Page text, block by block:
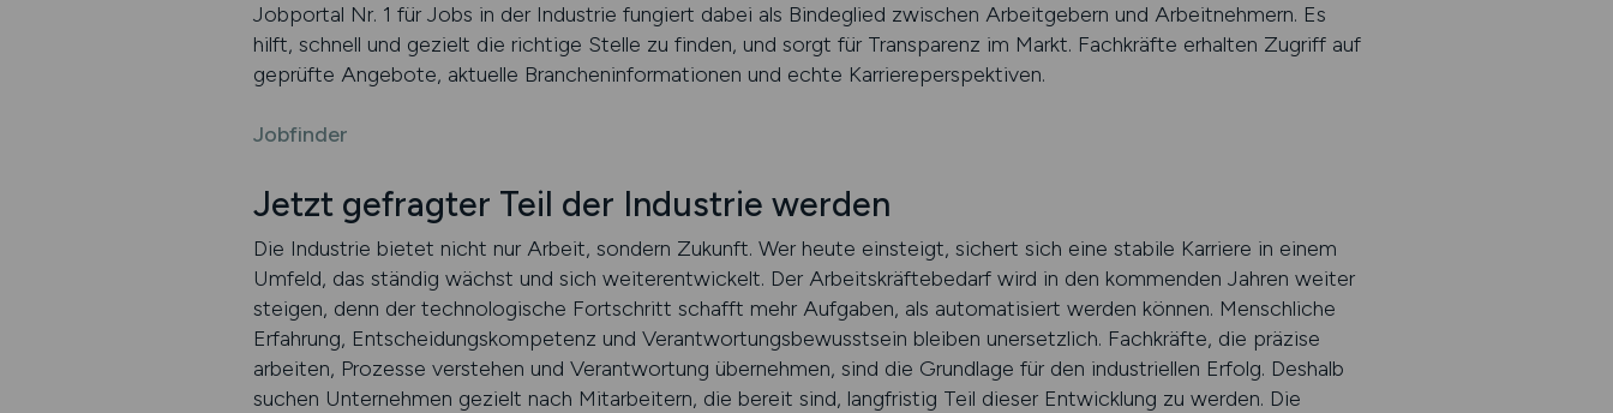
Jobportal Nr. 1 für Jobs in der Industrie fungiert dabei als Bindeglied zwischen Arbeitgebern und Arbeitnehmern. Es
hilft, schnell und gezielt die richtige Stelle zu finden, und sorgt für Transparenz im Markt. Fachkräfte erhalten Zugriff auf
geprüfte Angebote, aktuelle Brancheninformationen und echte Karriereperspektiven.
Jobfinder
Jetzt gefragter Teil der Industrie werden
Die Industrie bietet nicht nur Arbeit, sondern Zukunft. Wer heute einsteigt, sichert sich eine stabile Karriere in einem
Umfeld, das ständig wächst und sich weiterentwickelt. Der Arbeitskräftebedarf wird in den kommenden Jahren weiter
steigen, denn der technologische Fortschritt schafft mehr Aufgaben, als automatisiert werden können. Menschliche
Erfahrung, Entscheidungskompetenz und Verantwortungsbewusstsein bleiben unersetzlich. Fachkräfte, die präzise
arbeiten, Prozesse verstehen und Verantwortung übernehmen, sind die Grundlage für den industriellen Erfolg. Deshalb
suchen Unternehmen gezielt nach Mitarbeitern, die bereit sind, langfristig Teil dieser Entwicklung zu werden. Die